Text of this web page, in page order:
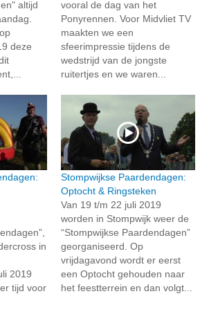
altijd
deze
vooral de dag van het
Ponyrennen. Voor Midvliet TV
maakten we een
sfeerimpressie tijdens de
wedstrijd van de jongste
ruitertjes en we waren...
in
2019
tijd voor
Stompwijkse Paardendagen:
Optocht & Ringsteken
Van 19 t/m 22 juli 2019
worden in Stompwijk weer de
“Stompwijkse Paardendagen”
georganiseerd. Op
vrijdagavond wordt er eerst
een Optocht gehouden naar
het feestterrein en dan volgt...